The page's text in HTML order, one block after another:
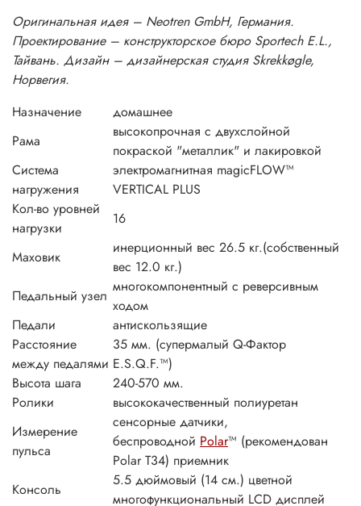
Оригинальная идея – Neotren GmbH, Германия.
Проектирование – конструкторское бюро Sportech E.L.,
Тайвань. Дизайн – дизайнерская студия Skrekkøgle,
Норвегия.
Назначение
домашнее
Рама
высокопрочная с двухслойной
покраской "металлик" и лакировкой
Система
нагружения
электромагнитная magicFLOW™
VERTICAL PLUS
Кол-во уровней
нагрузки
16
Маховик
инерционный вес 26.5 кг.(собственный
вес 12.0 кг.)
Педальный узел
многокомпонентный с реверсивным
ходом
Педали
антискользящие
Расстояние
между педалями
35 мм. (супермалый Q-Фактор
E.S.Q.F.™)
Высота шага
240-570 мм.
Ролики
высококачественный полиуретан
Измерение
пульса
сенсорные датчики,
беспроводной Polar™ (рекомендован
Polar T34) приемник
Консоль
5.5 дюймовый (14 см.) цветной
многофункциональный LCD дисплей